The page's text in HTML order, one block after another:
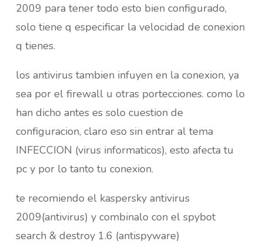
2009 para tener todo esto bien configurado,
solo tiene q especificar la velocidad de conexion
q tienes.
los antivirus tambien infuyen en la conexion, ya
sea por el firewall u otras portecciones. como lo
han dicho antes es solo cuestion de
configuracion, claro eso sin entrar al tema
INFECCION (virus informaticos), esto afecta tu
pc y por lo tanto tu conexion.
te recomiendo el kaspersky antivirus
2009(antivirus) y combinalo con el spybot
search & destroy 1.6 (antispyware)